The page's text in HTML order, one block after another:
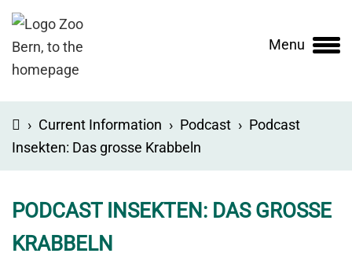
Main
Menu
› Current Information › Podcast › Podcast
Insekten: Das grosse Krabbeln
PODCAST INSEKTEN: DAS GROSSE
KRABBELN